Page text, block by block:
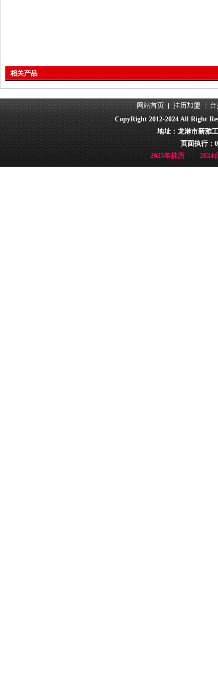
相关产品
网站首页 挂历加盟
CopyRight 2012-2024 All Right
地址：龙港市新雅
页面执行：
2025年挂历
2024